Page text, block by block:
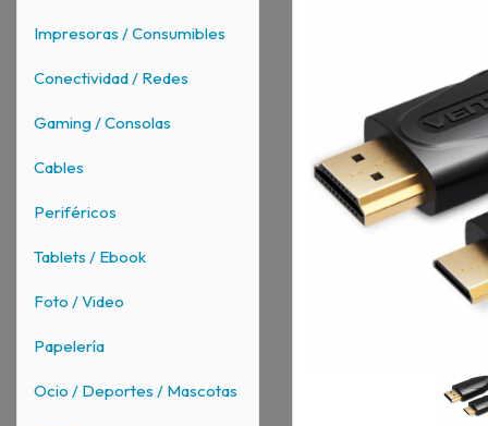
Impresoras / Consumibles
Conectividad / Redes
Gaming / Consolas
Cables
Periféricos
Tablets / Ebook
Foto / Video
Papelería
Ocio / Deportes / Mascotas